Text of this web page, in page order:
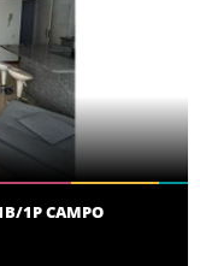
1P CAMPO